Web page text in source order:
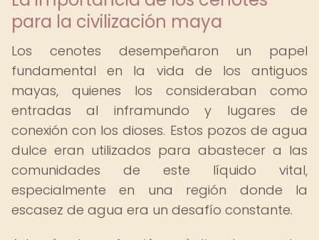
para la civilización maya
Los cenotes desempeñaron un papel
fundamental en la vida de los antiguos
mayas, quienes los consideraban como
entradas al inframundo y lugares de
conexión con los dioses. Estos pozos de agua
dulce eran utilizados para abastecer a las
comunidades de este líquido vital,
especialmente en una región donde la
escasez de agua era un desafío constante.